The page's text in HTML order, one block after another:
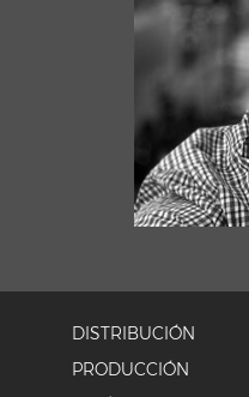
DISTRIBUCIÓN
PRODUCCIÓN